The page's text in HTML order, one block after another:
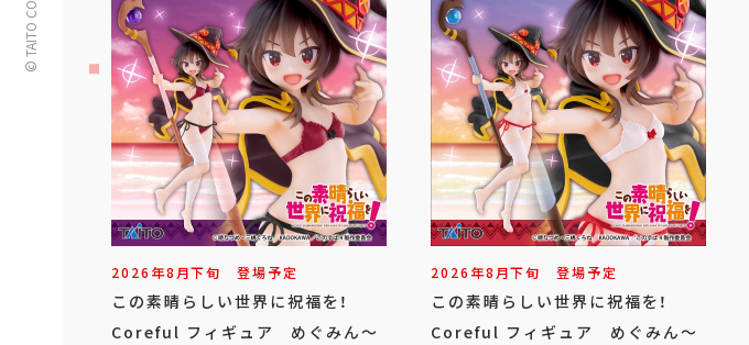
2026年8月下旬 登場予定
この素晴らしい世界に祝福を！
Coreful フィギュア めぐみん～
2026年8月下旬 登場予定
この素晴らしい世界に祝福を！
Coreful フィギュア めぐみん～